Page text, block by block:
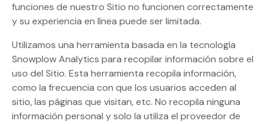
funciones de nuestro Sitio no funcionen correctamente
y su experiencia en línea puede ser limitada.
Utilizamos una herramienta basada en la tecnología
Snowplow Analytics para recopilar información sobre el
uso del Sitio. Esta herramienta recopila información,
como la frecuencia con que los usuarios acceden al
sitio, las páginas que visitan, etc. No recopila ninguna
información personal y solo la utiliza el proveedor de